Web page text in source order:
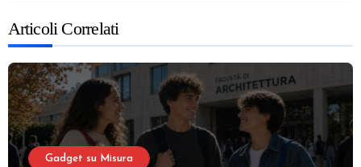
Articoli Correlati
Gadget su Misura